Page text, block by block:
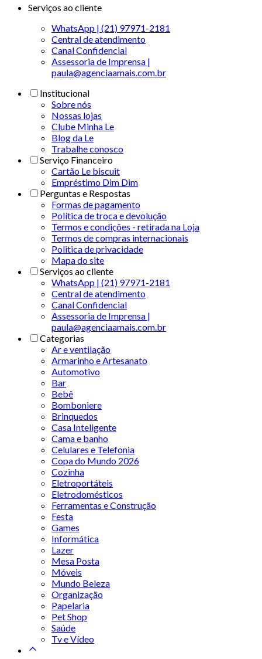
Serviços ao cliente
WhatsApp | (21) 97971-2181
Central de atendimento
Canal Confidencial
Assessoria de Imprensa |
paula@agenciaamais.com.br
Institucional
Sobre nós
Nossas lojas
Clube Minha Le
Blog da Le
Trabalhe conosco
Serviço Financeiro
Cartão Le biscuit
Empréstimo Dim Dim
Perguntas e Respostas
Formas de pagamento
Política de troca e devolução
Termos e condições - retirada na Loja
Termos de compras internacionais
Politica de privacidade
Mapa do site
Serviços ao cliente
WhatsApp | (21) 97971-2181
Central de atendimento
Canal Confidencial
Assessoria de Imprensa |
paula@agenciaamais.com.br
Categorias
Ar e ventilação
Armarinho e Artesanato
Automotivo
Bar
Bebê
Bomboniere
Brinquedos
Casa Inteligente
Cama e banho
Celulares e Telefonia
Copa do Mundo 2026
Cozinha
Eletroportáteis
Eletrodomésticos
Ferramentas e Construção
Festa
Games
Informática
Lazer
Mesa Posta
Móveis
Mundo Beleza
Organização
Papelaria
Pet Shop
Saúde
Tv e Vídeo